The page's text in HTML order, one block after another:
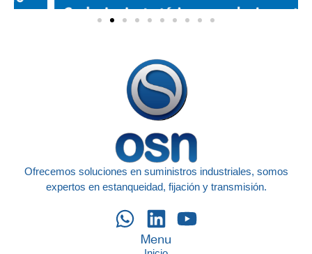
Ofrecemos soluciones en suministros industriales, somos
expertos en estanqueidad, fijación y transmisión.
Menu